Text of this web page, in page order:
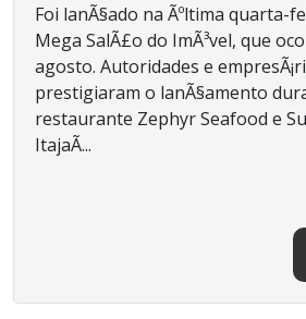
Foi lanÃ§ado na Ãºltima quarta-
Mega SalÃ£o do ImÃ³vel, que
agosto. Autoridades e
prestigiaram o lanÃ§amento
restaurante Zephyr Seafood e
ItajaÃ­...